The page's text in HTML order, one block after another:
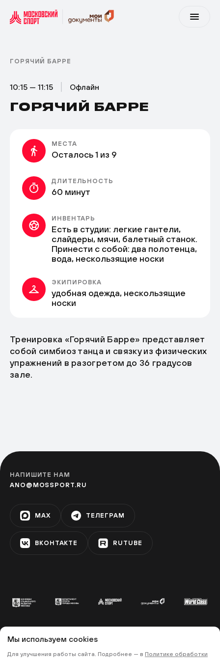
ГОРЯЧИЙ БАРРЕ
10:15 — 11:15 Офлайн
ГОРЯЧИЙ БАРРЕ
МЕСТА
Осталось 1 из 9
ДЛИТЕЛЬНОСТЬ
60 минут
ИНВЕНТАРЬ
Есть в студии: легкие гантели,
слайдеры, мячи, балетный станок.
Принести с собой: два полотенца,
вода, нескользящие носки
ЭКИПИРОВКА
удобная одежда, нескользящие
носки
Тренировка «Горячий Барре» представляет
собой симбиоз танца и связку из физических
упражнений в разогретом до 36 градусов
зале.
НАПИШИТЕ НАМ
ANO@MOSSPORT.RU
MAX ТЕЛЕГРАМ
ВКОНТАКТЕ RUTUBE
© 2022 «МОСКОВСКИЙ СПОРТ»
• ПОЛИТИКА КОНФИДЕНЦИАЛЬНОСТИ •
Мы используем cookies
Для улучшения работы сайта. Подробнее — в Политике обработки